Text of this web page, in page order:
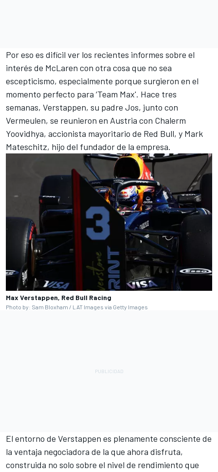
Por eso es difícil ver los recientes informes sobre el
interés de McLaren con otra cosa que no sea
escepticismo, especialmente porque surgieron en el
momento perfecto para ‘Team Max'. Hace tres
semanas, Verstappen, su padre Jos, junto con
Vermeulen, se reunieron en Austria con Chalerm
Yoovidhya, accionista mayoritario de Red Bull, y Mark
Mateschitz, hijo del fundador de la empresa.
Max Verstappen, Red Bull Racing
Photo by: Sam Bloxham / LAT Images via Getty Images
El entorno de Verstappen es plenamente consciente de
la ventaja negociadora de la que ahora disfruta,
construida no solo sobre el nivel de rendimiento que